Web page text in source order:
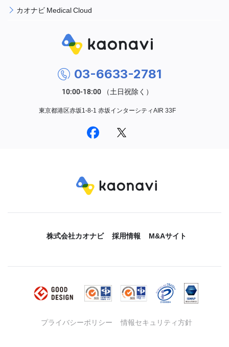
カオナビ Medical Cloud
03-6633-2781
東京都港区赤坂1-8-1 赤坂インターシティAIR 33F
株式会社カオナビ 採用情報 M&Aサイト
プライバシーポリシー 情報セキュリティ方針